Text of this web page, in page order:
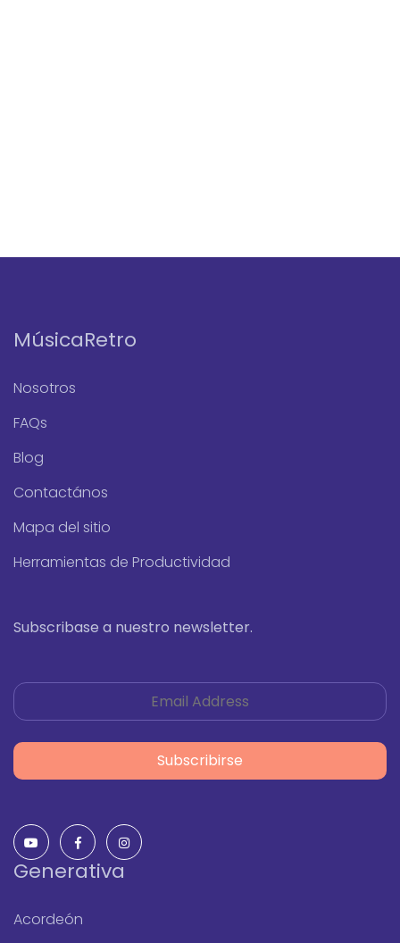
MúsicaRetro
Nosotros
FAQs
Blog
Contactános
Mapa del sitio
Herramientas de Productividad
Subscribase a nuestro newsletter.
Subscribirse
Generativa
Acordeón